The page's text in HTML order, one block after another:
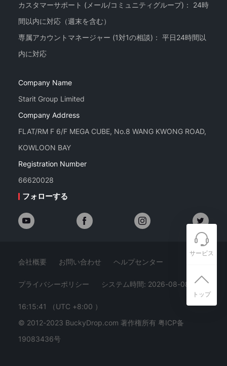
カスタマーサポート (メール/コミュニティグループ)： 24時
間以内に対応（週末を含む）
専属アカウントマネージャー (1対1の相談)： 平日24時間以
Company Name
Starit Group Limited
Company Address
FLAT/RM F 6/F MEGA CUBE, No.8 WANG KWONG ROAD,
KOWLOON BAY
Registration Number
66620028
フォローする
会社概要 お問い合わせ ヘルプセンター
プライバシーポリシー システム時間: 2026-08-08
16:15:42
（UTC +8:00 ）
© 2012-2023 BuckyDrop.com 著作権所有 粤ICP备
19083436号
サービス
トップ